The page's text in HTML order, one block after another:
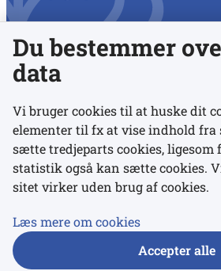
Se alle kontaktnumre
Links
Udgivelser
Du bestemmer
data
Vi bruger cookies til at huske dit
elementer til fx at vise indhold fra
sætte tredjeparts cookies,
statistik også kan sætte cookies.
sitet virker uden brug af cookies.
Læs mere om cookies
Accepter alle